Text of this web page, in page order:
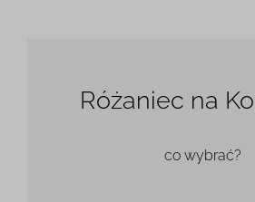
Różaniec na
co wybrać?